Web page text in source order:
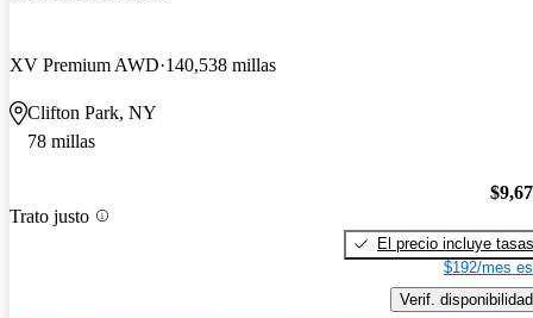
XV Premium AWD 140,538 millas
Clifton Park, NY
78 millas
Trato justo
El precio incluye tasas
$192/mes
Verif. disponibilidad